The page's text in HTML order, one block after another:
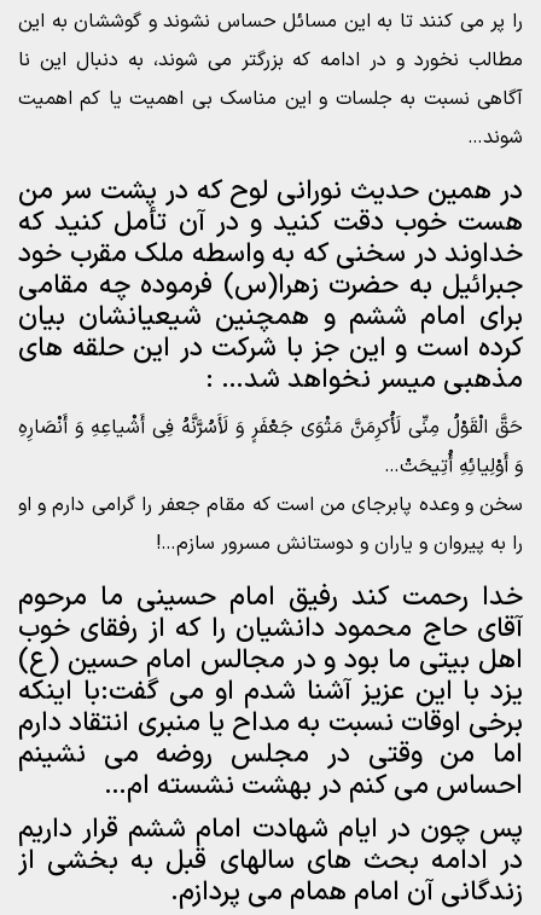
را پر می کنند تا به این مسائل حساس نشوند و گوششان به این
مطالب نخورد و در ادامه که بزرگتر می شوند، به دنبال این نا
آگاهی نسبت به جلسات و این مناسک بی اهمیت یا کم اهمیت
شوند…
در همین حدیث نورانی لوح که در پشت سر من
هست خوب دقت کنید و در آن تأمل کنید که
خداوند در سخنی که به واسطه ملک مقرب خود
جبرائیل به حضرت زهرا(س) فرموده چه مقامی
برای امام ششم و همچنین شیعیانشان بیان
کرده است و این جز با شرکت در این حلقه های
مذهبی میسر نخواهد شد… :
حَقَّ الْقَوْلُ مِنِّی لَأُکرِمَنَّ مَثْوَی جَعْفَرٍ وَ لَأَسُرَّنَّهُ فِی أَشْیاعِهِ وَ أَنْصَارِهِ
وَ أَوْلِیائِهِ أُتِیحَتْ…
سخن و وعده پابرجای من است که مقام جعفر را گرامی دارم و او
را به پیروان و یاران و دوستانش مسرور سازم…!
خدا رحمت کند رفیق امام حسینی ما مرحوم
آقای حاج محمود دانشیان را که از رفقای خوب
اهل بیتی ما بود و در مجالس امام حسین (ع)
یزد با این عزیز آشنا شدم او می گفت:با اینکه
برخی اوقات نسبت به مداح یا منبری انتقاد دارم
اما من وقتی در مجلس روضه می نشینم
احساس می کنم در بهشت نشسته ام…
پس چون در ایام شهادت امام ششم قرار داریم
در ادامه بحث های سالهای قبل به بخشی از
زندگانی آن امام همام می پردازم.